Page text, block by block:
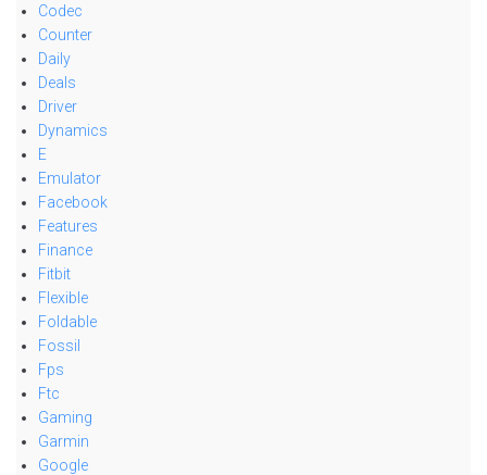
Codec
Counter
Daily
Deals
Driver
Dynamics
E
Emulator
Facebook
Features
Finance
Fitbit
Flexible
Foldable
Fossil
Fps
Ftc
Gaming
Garmin
Google